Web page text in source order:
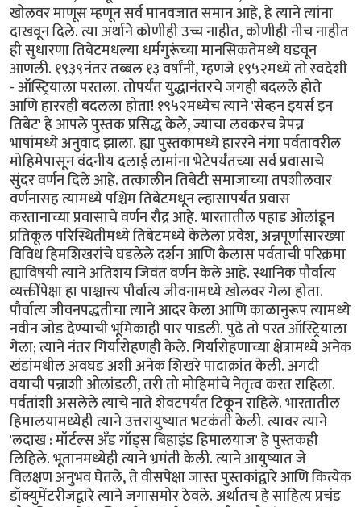
खोलवर माणूस म्हणून सर्व मानवजात समान आहे, हे त्याने त्यांना
दाखवून दिले. त्या अर्थाने कोणीही उच्च नाहीत, कोणीही नीच नाहीत
ही सुधारणा तिबेटमधल्या धर्मगुरूंच्या मानसिकतेमध्ये घडवून
आणली. १९३९नंतर तब्बल १३ वर्षांनी, म्हणजे १९५२मध्ये तो स्वदेशी
- ऑस्ट्रियाला परतला. तोपर्यंत युद्धानंतरचे जगही‌ बदलले होते
आणि हाररही बदलला होता! १९५२मध्येच त्याने 'सेव्हन इयर्स इन
तिबेट' हे आपले पुस्तक प्रसिद्ध केले, ज्याचा लवकरच त्रेपन्न
भाषांमध्ये अनुवाद झाला. ह्या पुस्तकामध्ये हाररने नंगा पर्वतावरील
मोहिमेपासून वंदनीय दलाई लामांना भेटेपर्यंतच्या सर्व प्रवासाचे
सुंदर वर्णन दिले आहे. तत्कालीन तिबेटी समाजाच्या तपशीलवार
वर्णनासह त्यामध्ये पश्चिम तिबेटमधून ल्हासापर्यंत प्रवास
करतानाच्या प्रवासाचे वर्णन रौद्र आहे. भारतातील पहाड ओलांडून
प्रतिकूल परिस्थितीमध्ये तिबेटमध्ये केलेला प्रवेश, अन्नपूर्णासारख्या
विविध हिमशिखरांचे घडलेले दर्शन आणि कैलास पर्वताची परिक्रमा
ह्याविषयी त्याने अतिशय जिवंत वर्णन केले आहे. स्थानिक पौर्वात्य
व्यक्तींपेक्षा हा पाश्चात्त्य पौर्वात्य जीवनामध्ये खोलवर गेला होता.
पौर्वात्य जीवनपद्धतीचा त्याने आदर केला आणि काळानुरूप त्यामध्ये
नवीन जोड देण्याची भूमिकाही पार पाडली. पुढे तो परत ऑस्ट्रियाला
गेला; त्याने नंतर गिर्यारोहणही केले. गिर्यारोहणाच्या क्षेत्रामध्ये अनेक
खंडांमधील अवघड अशी अनेक शिखरे पादाक्रांत केली. अगदी
वयाची पन्नाशी ओलांडली, तरी तो मोहिमांचे नेतृत्व करत राहिला.
पर्वतांशी असलेले त्याचे नाते शेवटपर्यंत टिकून राहिले. भारतातील
हिमालयामध्येही त्याने उत्तरायुष्यात भटकंती केली. त्यावर त्याने
'लदाख : मॉर्टल्स अँड गॉड्स बिहाइंड हिमालयाज' हे पुस्तकही
लिहिले. भूतानमध्येही त्याने भ्रमंती केली. त्याने आयुष्यात जे
विलक्षण अनुभव घेतले, ते वीसपेक्षा जास्त पुस्तकांद्वारे आणि कित्येक
डॉक्युमेंटरीजद्वारे त्याने जगासमोर ठेवले. अर्थातच हे साहित्य प्रचंड